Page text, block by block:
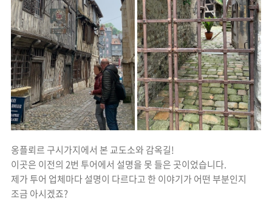
옹플뢰르 구시가지에서 본 교도소와 감옥길!
이곳은 이전의 2번 투어에서 설명을 못 들은 곳이었습니다.
제가 투어 업체마다 설명이 다르다고 한 이야기가 어떤 부분인지
조금 아시겠죠?